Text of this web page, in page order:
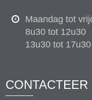
Maandag tot
8u30 tot 12u30
13u30 tot 17u30
CONTACTEER